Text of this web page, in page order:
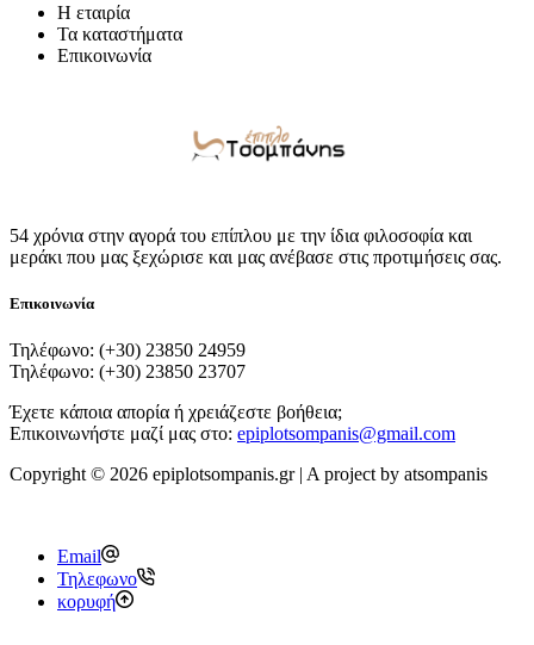
Η εταιρία
Τα καταστήματα
Επικοινωνία
54 χρόνια στην αγορά του επίπλου με την ίδια φιλοσοφία και
μεράκι που μας ξεχώρισε και μας ανέβασε στις προτιμήσεις σας.
Επικοινωνία
Τηλέφωνο: (+30) 23850 24959
Τηλέφωνο: (+30) 23850 23707
Έχετε κάποια απορία ή χρειάζεστε βοήθεια;
Επικοινωνήστε μαζί μας στο: epiplotsompanis@gmail.com
Copyright © 2026 epiplotsompanis.gr | A project by atsompanis
Email
Τηλεφωνο
κορυφή